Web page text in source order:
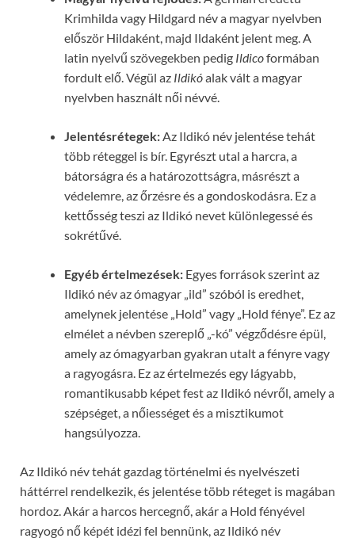
Krimhilda vagy Hildgard név a magyar nyelvben
először Hildaként, majd Ildaként jelent meg. A
latin nyelvű szövegekben pedig Ildicoformában
fordult elő. Végül az Ildikóalak vált a magyar
nyelvben használt női névvé.
Jelentésrétegek:Az Ildikó név jelentése tehát
több réteggel is bír. Egyrészt utal a harcra, a
bátorságra és a határozottságra, másrészt a
védelemre, az őrzésre és a gondoskodásra. Ez a
kettősség teszi az Ildikó nevet különlegessé és
sokrétűvé.
Egyéb értelmezések: Egyes források szerint az
Ildikó név az ómagyar „ild” szóból is eredhet,
amelynek jelentése „Hold” vagy „Hold fénye”. Ez az
elmélet a névben szereplő „-kó” végződésre épül,
amely az ómagyarban gyakran utalt a fényre vagy
a ragyogásra. Ez az értelmezés egy lágyabb,
romantikusabb képet fest az Ildikó névről, amely a
szépséget, a nőiességet és a misztikumot
hangsúlyozza.
Az Ildikó név tehát gazdag történelmi és nyelvészeti
háttérrel rendelkezik, és jelentése több réteget is magában
hordoz. Akár a harcos hercegnő, akár a Hold fényével
ragyogó nő képét idézi fel bennünk, az Ildikó név